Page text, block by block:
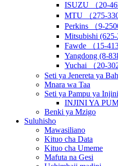
ISUZU （20-
MTU （275-
Perkins （9-
Mitsubishi
Fawde （15-
Yangdong (8-
Yuchai （20-
Seti ya Jenereta ya
Mnara wa Taa
Seti ya Pampu ya
INJINI YA
Benki ya Mzigo
Suluhisho
Mawasiliano
Kituo cha Data
Kituo cha Umeme
Mafuta na Gesi